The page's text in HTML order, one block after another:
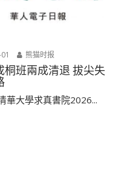
熊猫时报
桐班兩成清退 拔尖失
華大學求真書院2026...